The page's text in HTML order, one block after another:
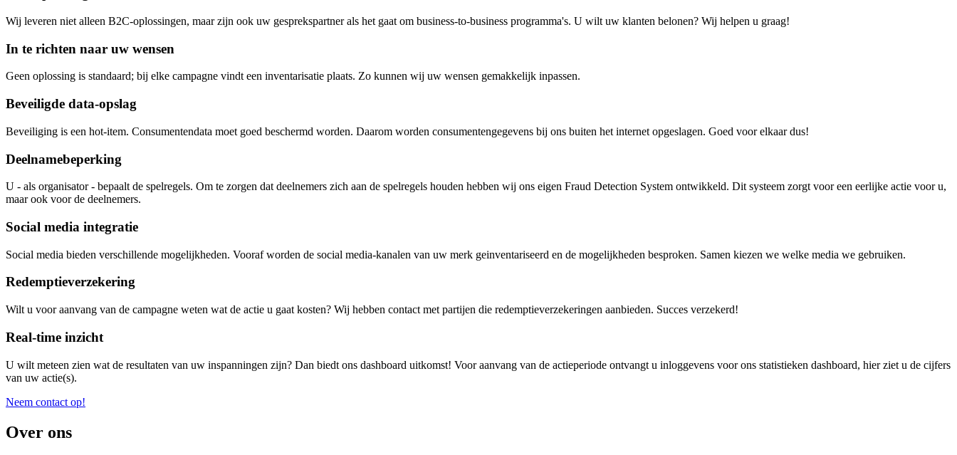
Wij leveren niet alleen B2C-oplossingen, maar zijn ook uw gesprekspartner als het gaat om business-to-business programma's. U wilt uw klanten belonen? Wij helpen u graag!
In te richten naar uw wensen
Geen oplossing is standaard; bij elke campagne vindt een inventarisatie plaats. Zo kunnen wij uw wensen gemakkelijk inpassen.
Beveiligde data-opslag
Beveiliging is een hot-item. Consumentendata moet goed beschermd worden. Daarom worden consumentengegevens bij ons buiten het internet opgeslagen. Goed voor elkaar dus!
Deelnamebeperking
U - als organisator - bepaalt de spelregels. Om te zorgen dat deelnemers zich aan de spelregels houden hebben wij ons eigen Fraud Detection System ontwikkeld. Dit systeem zorgt voor een eerlijke actie voor u,
maar ook voor de deelnemers.
Social media integratie
Social media bieden verschillende mogelijkheden. Vooraf worden de social media-kanalen van uw merk geinventariseerd en de mogelijkheden besproken. Samen kiezen we welke media we gebruiken.
Redemptieverzekering
Wilt u voor aanvang van de campagne weten wat de actie u gaat kosten? Wij hebben contact met partijen die redemptieverzekeringen aanbieden. Succes verzekerd!
Real-time inzicht
U wilt meteen zien wat de resultaten van uw inspanningen zijn? Dan biedt ons dashboard uitkomst! Voor aanvang van de actieperiode ontvangt u inloggevens voor ons statistieken dashboard, hier ziet u de cijfers
van uw actie(s).
Neem contact op!
Over ons